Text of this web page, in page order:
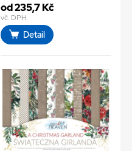
od 235,7 Kč
vč. DPH
Detail